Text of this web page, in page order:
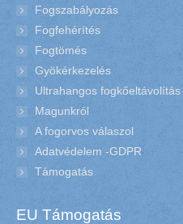
Fogszabályozás
Fogfehérítés
Fogtömés
Gyökérkezelés
Ultrahangos fogkőeltávolítás
Magunkról
A fogorvos válaszol
Adatvédelem -GDPR
Támogatás
EU Támogatás